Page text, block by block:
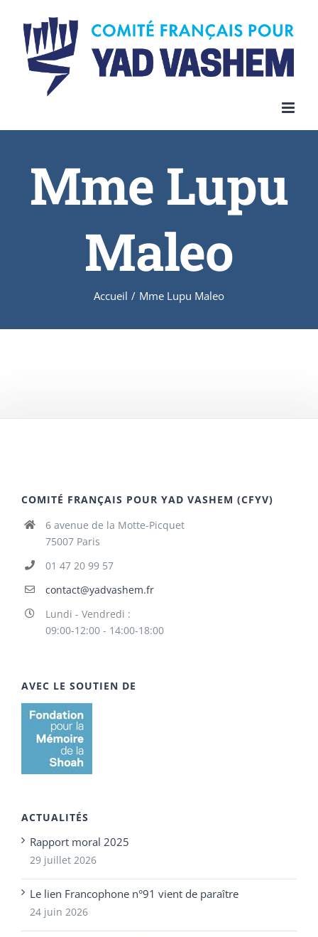
content
Mme Lupu
Maleo
Accueil / Mme Lupu Maleo
COMITÉ FRANÇAIS POUR YAD VASHEM (CFYV)
6 avenue de la Motte-Picquet
75007 Paris
01 47 20 99 57
contact@yadvashem.fr
Lundi - Vendredi :
09:00-12:00 - 14:00-18:00
AVEC LE SOUTIEN DE
ACTUALITÉS
Rapport moral 2025
29 juillet 2026
Le lien Francophone n°91 vient de paraître
24 juin 2026